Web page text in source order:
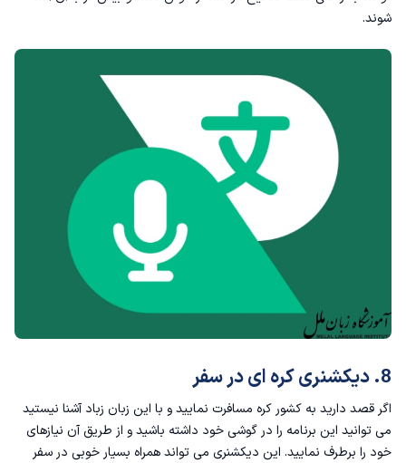
شوند‌.
8. دیکشنری کره ای در سفر
اگر قصد دارید به کشور کره مسافرت نمایید و با این زبان زباد آشنا نیستید
می توانید این برنامه را در گوشی خود داشته باشید و از طریق آن نیازهای
خود را برطرف نمایید. این دیکشنری می تواند همراه بسیار خوبی در سفر